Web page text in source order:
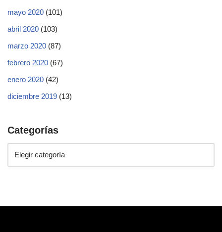
mayo 2020 (101)
abril 2020 (103)
marzo 2020 (87)
febrero 2020 (67)
enero 2020 (42)
diciembre 2019 (13)
Categorías